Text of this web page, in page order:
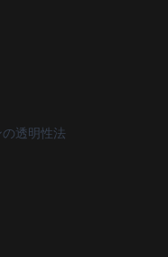
透明性法